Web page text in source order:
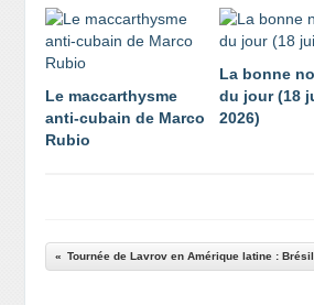
Le maccarthysme
anti-cubain de Marco
Rubio
La bonne
du jour (18
2026)